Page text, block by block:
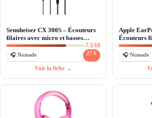
Sennheiser CX 300S – Écouteurs
filaires avec micro et basses
renforcées
7.5/10
🎧 Nomade 27 €
Voir la fiche →
Apple
Écouteurs
USB-C
🎧 Nomade